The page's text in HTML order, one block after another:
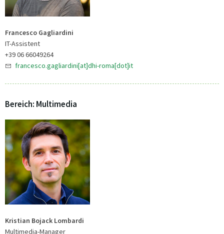
Francesco Gagliardini
IT-Assistent
+39 06 66049264
francesco.gagliardini[at]dhi-roma[dot]it
Bereich: Multimedia
Kristian Bojack Lombardi
Multimedia-Manager